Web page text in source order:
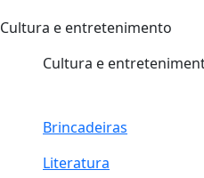
Cultura e entretenimento
Cultura e
Brincadeiras
Literatura